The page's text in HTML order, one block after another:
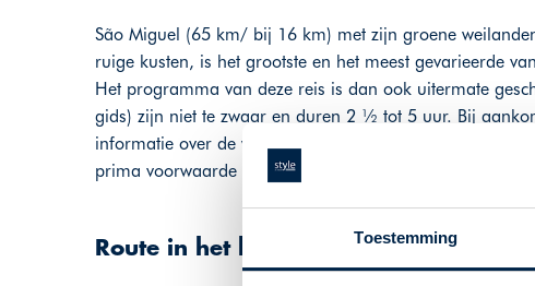
Toestemming
São Miguel (65 km/ bij 16 km) met zijn groene
ruige kusten, is het grootste en het meest gevarieerde
Het programma van deze reis is dan ook uitermate
gids) zijn niet te zwaar en duren 2 ½ tot 5 uur. Bij
informatie over de wandelingen. Het klimaat op São
prima voorwaarde om er plezierig te wandelen.
Route in het kort